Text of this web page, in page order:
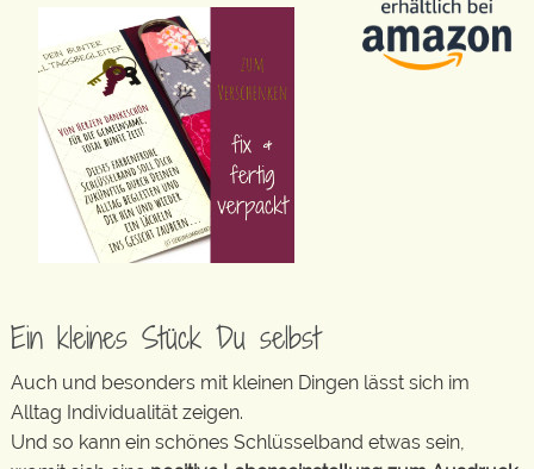
Ein kleines Stück Du selbst
Auch und besonders mit kleinen Dingen lässt sich im
Alltag Individualität zeigen.
Und so kann ein schönes Schlüsselband etwas sein,